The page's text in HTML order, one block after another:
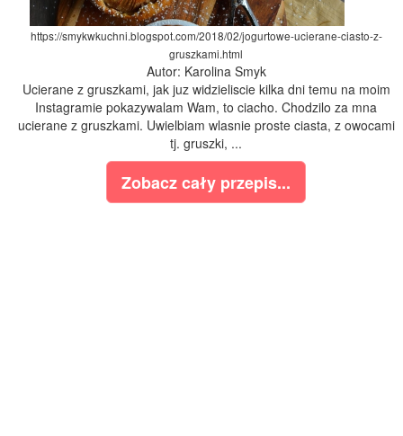
https://smykwkuchni.blogspot.com/2018/02/jogurtowe-ucierane-ciasto-z-
gruszkami.html
Autor: Karolina Smyk
Ucierane z gruszkami, jak juz widzieliscie kilka dni temu na moim
Instagramie pokazywalam Wam, to ciacho. Chodzilo za mna
ucierane z gruszkami. Uwielbiam wlasnie proste ciasta, z owocami
tj. gruszki, ...
Zobacz cały przepis...